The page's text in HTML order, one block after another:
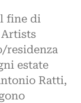
fine di
Artists
residenza
estate
Ratti,